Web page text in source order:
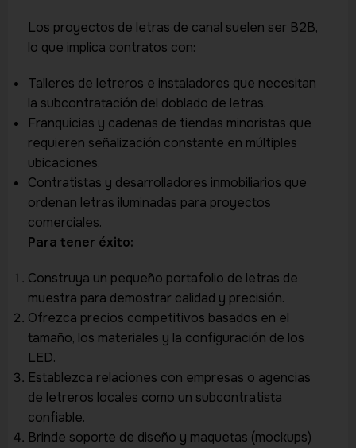
Los proyectos de letras de canal suelen ser B2B,
lo que implica contratos con:
Talleres de letreros e instaladores que necesitan
la subcontratación del doblado de letras.
Franquicias y cadenas de tiendas minoristas que
requieren señalización constante en múltiples
ubicaciones.
Contratistas y desarrolladores inmobiliarios que
ordenan letras iluminadas para proyectos
comerciales.
Para tener éxito:
Construya un pequeño portafolio de letras de
muestra para demostrar calidad y precisión.
Ofrezca precios competitivos basados en el
tamaño, los materiales y la configuración de los
LED.
Establezca relaciones con empresas o agencias
de letreros locales como un subcontratista
confiable.
Brinde soporte de diseño y maquetas (mockups)